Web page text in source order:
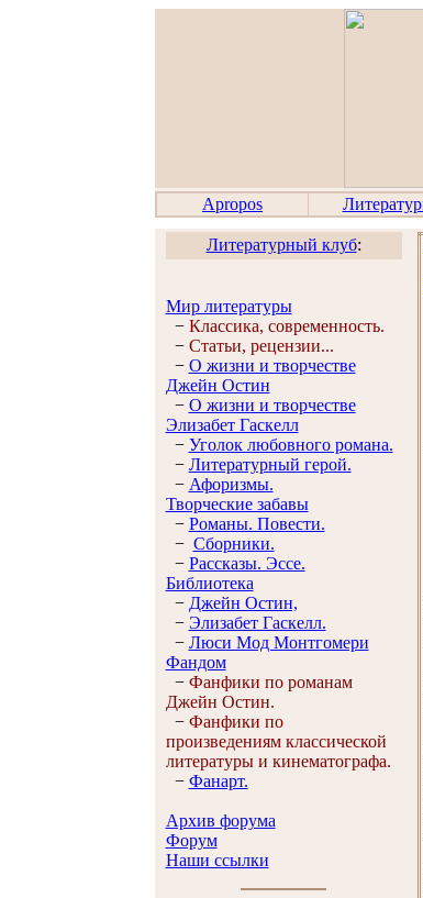
Apropos
Литературный клуб:
Мир литературы
− Классика, современность.
− Статьи, рецензии...
− О жизни и творчестве
Джейн Остин
− О жизни и творчестве
Элизабет Гaскелл
− Уголок любовного романа.
− Литературный герой.
− Афоризмы.
Творческие забавы
− Романы. Повести.
− Сборники.
− Рассказы. Эссe.
Библиотека
− Джейн Остин,
− Элизабет Гaскелл.
− Люси Мод Монтгомери
Фандом
− Фанфики по романам
Джейн Остин.
− Фанфики по
произведениям классической
литературы и кинематографа.
− Фанарт.
Архив форума
Форум
Наши ссылки